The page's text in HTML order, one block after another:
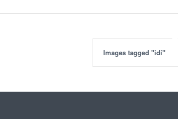
Images tagged "idi"